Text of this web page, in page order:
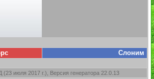
Слоним
(23 июля 2017 г.), Версия генератора 22.0.13